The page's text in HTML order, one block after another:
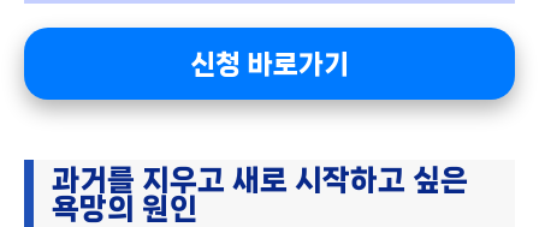
신청 바로가기
과거를 지우고 새로 시작하고 싶은
욕망의 원인